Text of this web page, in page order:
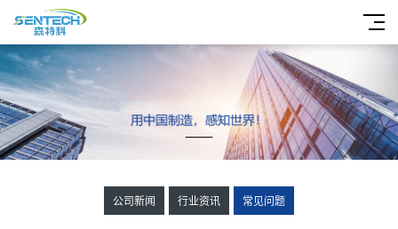
公司新闻 行业资讯 常见问题